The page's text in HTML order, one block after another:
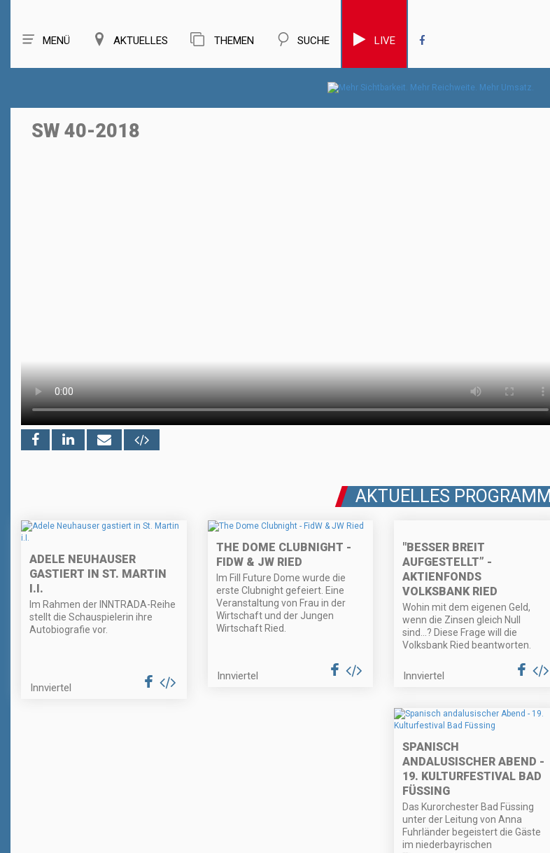
MENÜ AKTUELLES THEMEN SUCHE LIVE
SW 40-2018
AKTUELLES PROGRAMM
ADELE NEUHAUSER
GASTIERT IN ST. MARTIN
I.I.
Im Rahmen der INNTRADA-Reihe
stellt die Schauspielerin ihre
Autobiografie vor.
Innviertel
THE DOME CLUBNIGHT -
FIDW & JW RIED
Im Fill Future Dome wurde die
erste Clubnight gefeiert. Eine
Veranstaltung von Frau in der
Wirtschaft und der Jungen
Wirtschaft Ried.
Innviertel
"BESSER BREIT
AUFGESTELLT” -
AKTIENFONDS
VOLKSBANK RIED
Wohin mit dem eigenen Geld,
wenn die Zinsen gleich Null
sind…? Diese Frage will die
Volksbank Ried beantworten.
Innviertel
SPANISCH
ANDALUSISCHER ABEND -
19. KULTURFESTIVAL BAD
FÜSSING
Das Kurorchester Bad Füssing
unter der Leitung von Anna
Fuhrländer begeistert die Gäste
im niederbayrischen